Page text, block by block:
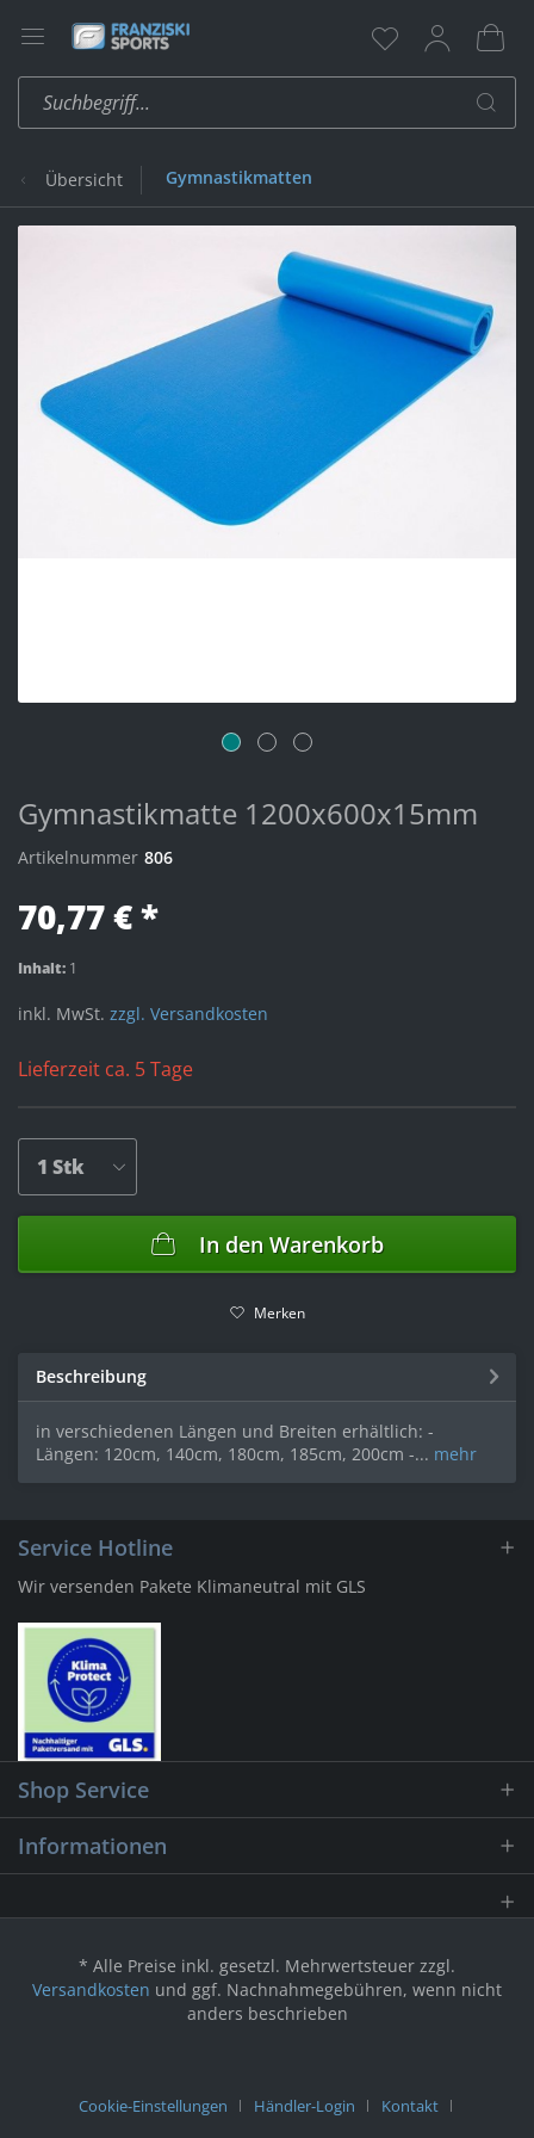
Übersicht Gymnastikmatten
Gymnastikmatte 1200x600x15mm
Artikelnummer 806
70,77 € *
Inhalt: 1
inkl. MwSt. zzgl. Versandkosten
Lieferzeit ca. 5 Tage
In den Warenkorb
Merken
Beschreibung
in verschiedenen Längen und Breiten erhältlich: -
Längen: 120cm, 140cm, 180cm, 185cm, 200cm -... mehr
Service Hotline
Wir versenden Pakete Klimaneutral mit GLS
Shop Service
Informationen
* Alle Preise inkl. gesetzl. Mehrwertsteuer zzgl.
Versandkosten und ggf. Nachnahmegebühren, wenn nicht
anders beschrieben
Cookie-Einstellungen Händler-Login
Kontakt